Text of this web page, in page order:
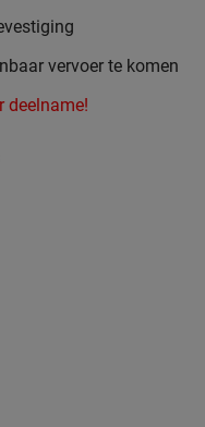
vervoer te komen
deelname!